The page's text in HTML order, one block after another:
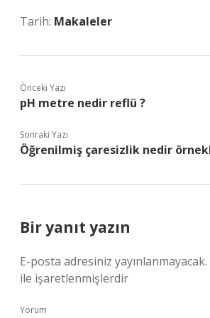
Tarih: Makaleler
Önceki Yazı
pH metre nedir reflü ?
Sonraki Yazı
Öğrenilmiş çaresizlik nedir
Bir yanıt yazın
E-posta adresiniz yayınlanmayacak.
ile işaretlenmişlerdir
Yorum